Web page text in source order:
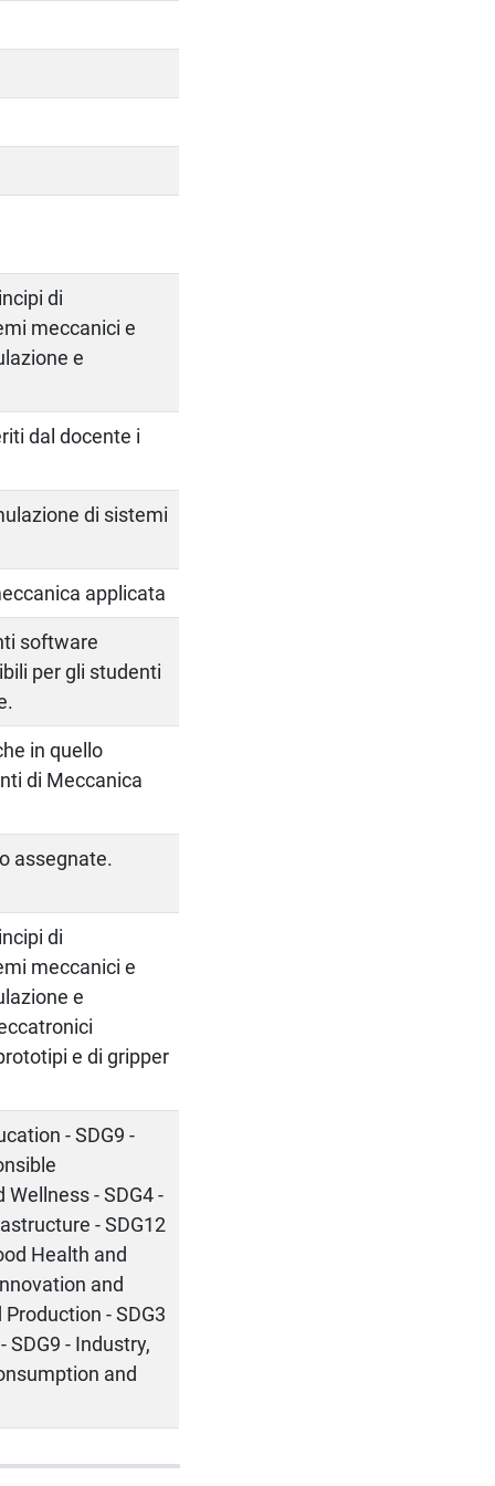
di
meccanici e
e
dal docente i
di sistemi
applicata
software
per gli studenti
in quello
di Meccanica
assegnate.
di
meccanici e
e
e di gripper
- SDG9 -
- SDG4 -
- SDG12
Health and
and
- SDG3
SDG9 - Industry,
and